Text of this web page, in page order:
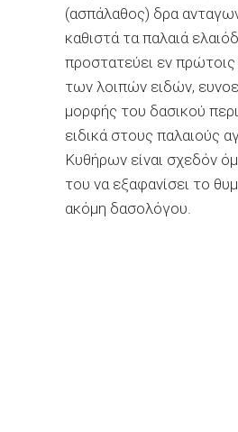
(ασπάλαθος) δρα
καθιστά τα παλαιά
προστατεύει εν
των λοιπών ειδών,
μορφής του δασικού
ειδικά στους παλαιούς
Κυθήρων είναι σχεδόν
του να εξαφανίσει το
ακόμη δασολόγου.